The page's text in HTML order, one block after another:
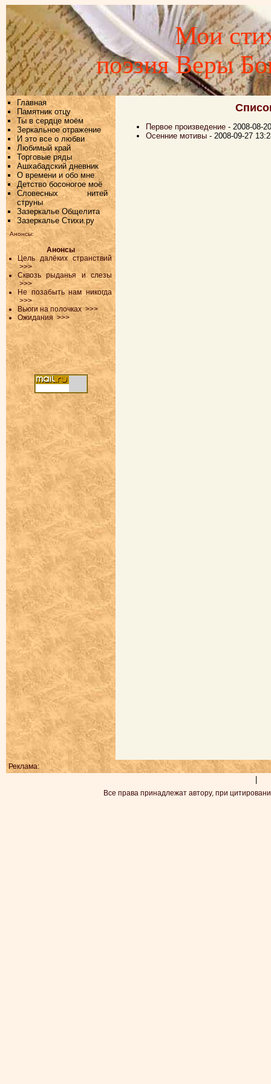
Мои
поэзия Веры
Главная
Памятник отцу
Ты в сердце моём
Зеркальное отражение
И это все о любви
Любимый край
Торговые ряды
Ашхабадский дневник
О времени и обо мне
Детство босоногое моё
Словесных нитей
струны
Зазеркалье Общелита
Зазеркалье Стихи.ру
Анонсы:
Анонсы
Цель далёких странствий
>>>
Сквозь рыданья и слезы
>>>
Не позабыть нам никогда
>>>
Вьюги на полочках >>>
Ожидания >>>
Первое произведение - 2008-08-
Осенние мотивы - 2008-09-27
Реклама:
Все права принадлежат автору, при